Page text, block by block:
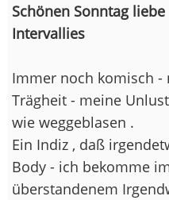
Schönen Sonntag liebe
Intervallies
Immer noch komisch -
Trägheit - meine
wie weggeblasen .
Ein Indiz , daß
Body - ich bekomme
überstandenem